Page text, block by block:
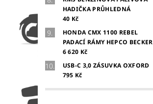
HADIČKA PRŮHLEDNÁ
40 Kč
HONDA CMX 1100 REBEL
PADACÍ RÁMY HEPCO BECKER
6 620 Kč
USB-C 3,0 ZÁSUVKA OXFORD
795 Kč